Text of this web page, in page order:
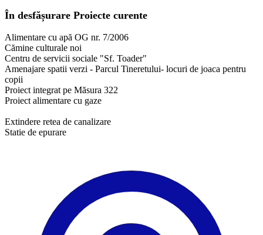
În desfășurare Proiecte curente
Alimentare cu apă OG nr. 7/2006
Cămine culturale noi
Centru de servicii sociale "Sf. Toader"
Amenajare spatii verzi - Parcul Tineretului- locuri de joaca pentru
copii
Proiect integrat pe Măsura 322
Proiect alimentare cu gaze
Extindere retea de canalizare
Statie de epurare